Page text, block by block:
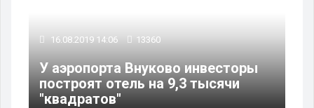
16.08.2019 14:06 13360
У аэропорта Внуково инвесторы
построят отель на 9,3 тысячи
"квадратов"